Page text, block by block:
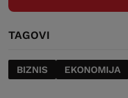
TAGOVI
BIZNIS EKONOMIJA